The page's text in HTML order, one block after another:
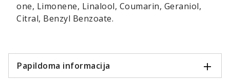
one, Limonene, Linalool, Coumarin, Geraniol,
Citral, Benzyl Benzoate.
Papildoma informacija